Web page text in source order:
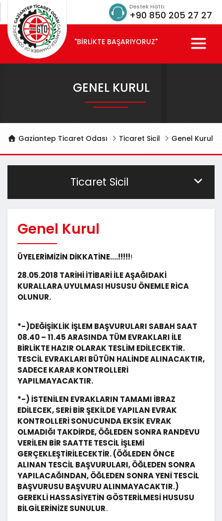
Destek Hattı
+90 850 205 27 27
"BİRLİKTE BAŞARIYORUZ"
GENEL KURUL
Gaziantep Ticaret Odası Ticaret Sicil Genel Kurul
Ticaret Sicil
Genel Kurul
ÜYELERİMİZİN DİKKATİNE….!!!!!!
28.05.2018 TARİHİ İTİBARİ İLE AŞAĞIDAKİ
KURALLARA UYULMASI HUSUSU ÖNEMLE RİCA
OLUNUR.
*-)DEĞİŞİKLİK İŞLEM BAŞVURULARI SABAH SAAT
08.40 – 11.45 ARASINDA TÜM EVRAKLARI İLE
BİRLİKTE HAZIR OLARAK TESLİM EDİLECEKTİR.
TESCİL EVRAKLARI BÜTÜN HALİNDE ALINACAKTIR,
SADECE KARAR KONTROLLERİ
YAPILMAYACAKTIR.
*-) İSTENİLEN EVRAKLARIN TAMAMI İBRAZ
EDİLECEK, SERİ BİR ŞEKİLDE YAPILAN EVRAK
KONTROLLERİ SONUCUNDA EKSİK EVRAK
OLMADIĞI TAKDİRDE, ÖĞLEDEN SONRA RANDEVU
VERİLEN BİR SAATTE TESCİL İŞLEMİ
GERÇEKLEŞTİRİLECEKTİR. (ÖĞLEDEN ÖNCE
ALINAN TESCİL BAŞVURULARI, ÖĞLEDEN SONRA
YAPILACAĞINDAN, ÖĞLEDEN SONRA YENİ TESCİL
BAŞVURUSU BAŞVURU ALINMAYACAKTIR.)
GEREKLİ HASSASİYETİN GÖSTERİLMESİ HUSUSU
BİLGİLERİNİZE SUNULUR..